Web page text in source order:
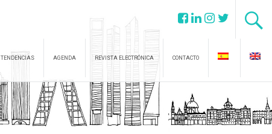
TENDENCIAS AGENDA REVISTA ELECTRÓNICA CONTACTO